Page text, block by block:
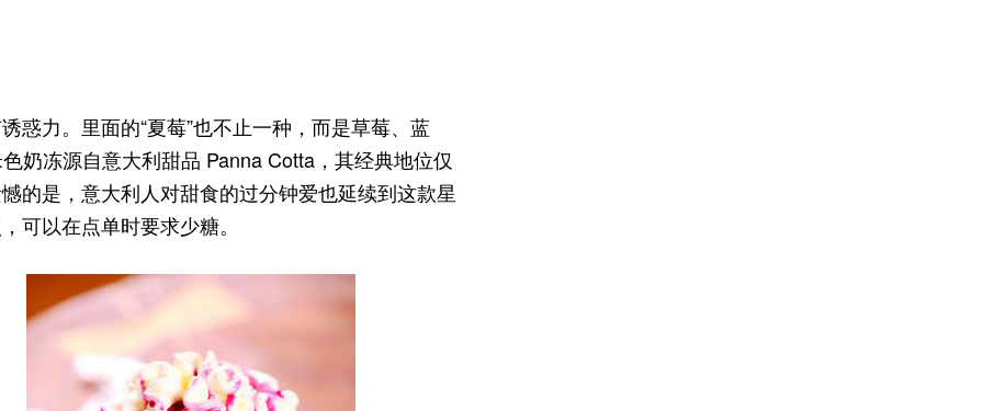
惑力。里面的“夏莓”也不止一种，而是草莓、蓝
奶冻源自意大利甜品 Panna Cotta，其经典地位仅
的是，意大利人对甜食的过分钟爱也延续到这款星
可以在点单时要求少糖。